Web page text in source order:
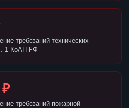
требований технических
1 КоАП РФ
₽
требований пожарной